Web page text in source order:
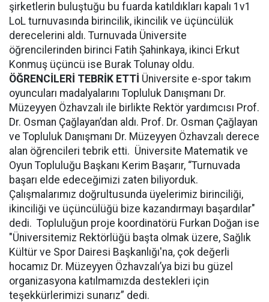
şirketlerin buluştuğu bu fuarda katıldıkları kapalı 1v1
LoL turnuvasında birincilik, ikincilik ve üçüncülük
derecelerini aldı. Turnuvada Üniversite
öğrencilerinden birinci Fatih Şahinkaya, ikinci Erkut
Konmuş üçüncü ise Burak Tolunay oldu.
ÖĞRENCİLERİ TEBRİK ETTİ Üniversite e-spor takım
oyuncuları madalyalarını Topluluk Danışmanı Dr.
Müzeyyen Özhavzalı ile birlikte Rektör yardımcısı Prof.
Dr. Osman Çağlayan’dan aldı. Prof. Dr. Osman Çağlayan
ve Topluluk Danışmanı Dr. Müzeyyen Özhavzalı derece
alan öğrencileri tebrik etti. Üniversite Matematik ve
Oyun Topluluğu Başkanı Kerim Başarır, “Turnuvada
başarı elde edeceğimizi zaten biliyorduk.
Çalışmalarımız doğrultusunda üyelerimiz birinciliği,
ikinciliği ve üçüncülüğü bize kazandırmayı başardılar"
dedi. Topluluğun proje koordinatörü Furkan Doğan ise
"Üniversitemiz Rektörlüğü başta olmak üzere, Sağlık
Kültür ve Spor Dairesi Başkanlığı'na, çok değerli
hocamız Dr. Müzeyyen Özhavzalı’ya bizi bu güzel
organizasyona katılmamızda destekleri için
teşekkürlerimizi sunarız” dedi.